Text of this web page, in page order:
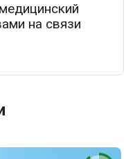
на связи